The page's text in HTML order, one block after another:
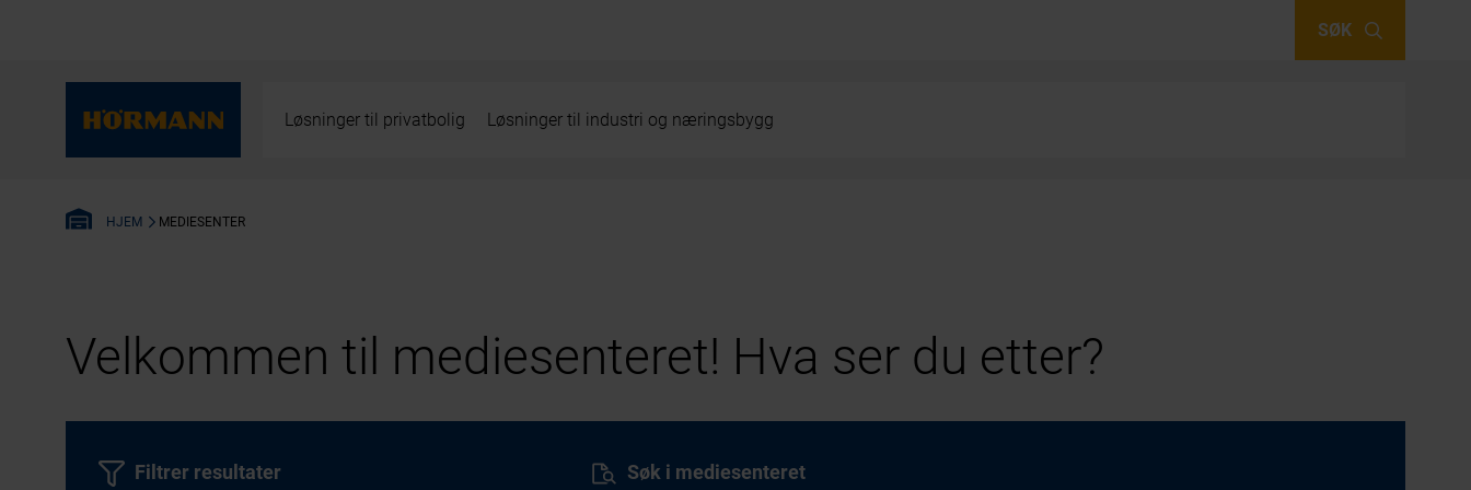
SØK
Løsninger til privatbolig Løsninger til industri og næringsbygg
HJEM MEDIESENTER
Velkommen til mediesenteret! Hva ser du etter?
Søk i mediesenteret
Filtrer resultater